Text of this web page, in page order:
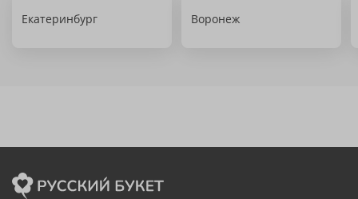
Екатеринбург Воронеж